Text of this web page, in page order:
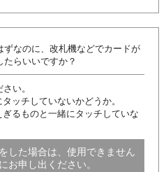
ずなのに、改札機などでカードが
らいいですか？
い。
ッチしていないかどうか。
るものと一緒にタッチしていな
した場合は、使用できません
お申し出ください。